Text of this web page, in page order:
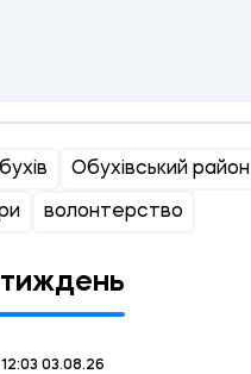
Обухівський район
волонтерство
12:03 03.08.26